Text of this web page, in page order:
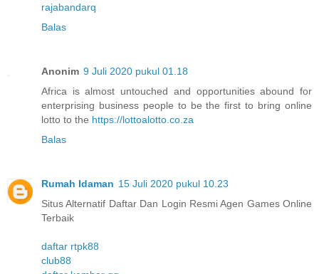
rajabandarq
Balas
Anonim 9 Juli 2020 pukul 01.18
Africa is almost untouched and opportunities abound for
enterprising business people to be the first to bring online
lotto to the https://lottoalotto.co.za
Balas
Rumah Idaman 15 Juli 2020 pukul 10.23
Situs Alternatif Daftar Dan Login Resmi Agen Games Online
Terbaik
daftar rtpk88
club88